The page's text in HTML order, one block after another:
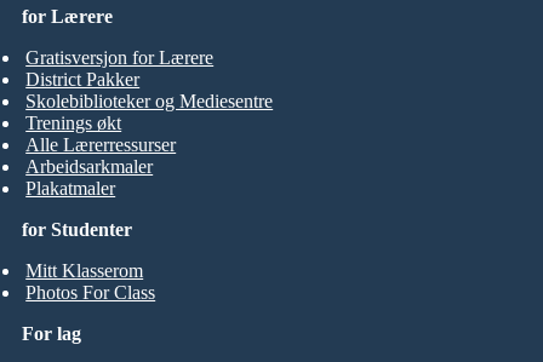
for Studenter
Mitt Klasserom
Photos For Class
for Lærere
Gratisversjon for Lærere
District Pakker
Skolebiblioteker og Mediesentre
Trenings økt
Alle Lærerressurser
Arbeidsarkmaler
Plakatmaler
For lag